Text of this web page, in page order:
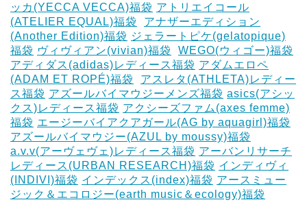
ッカ(YECCA VECCA)福袋 アトリエイコール
(ATELIER EQUAL)福袋
アナザーエディション
(Another Edition)福袋 ジェラートピケ(gelatopique)
福袋 ヴィヴィアン(vivian)福袋
WEGO(ウィゴー)福袋
アディダス(adidas)レディース福袋 アダムエロペ
(ADAM ET ROPÉ)福袋
アスレタ(ATHLETA)レディー
ス福袋 アズールバイマウジーメンズ福袋 asics(アシッ
クス)レディース福袋 アクシーズファム(axes femme)
福袋 エージーバイアクアガール(AG by aquagirl)福袋
アズールバイマウジー(AZUL by moussy)福袋
a.v.v(アーヴェヴェ)レディース福袋 アーバンリサーチ
レディース(URBAN RESEARCH)福袋 インディヴィ
(INDIVI)福袋 インデックス(index)福袋 アースミュー
ジック＆エコロジー(earth music＆ecology)福袋